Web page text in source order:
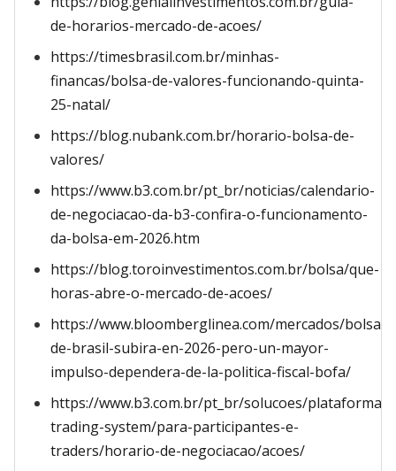
de-horarios-mercado-de-acoes/
https://timesbrasil.com.br/minhas-
financas/bolsa-de-valores-funcionando-quinta-
25-natal/
https://blog.nubank.com.br/horario-bolsa-de-
valores/
https://www.b3.com.br/pt_br/noticias/calendario-
de-negociacao-da-b3-confira-o-funcionamento-
da-bolsa-em-2026.htm
https://blog.toroinvestimentos.com.br/bolsa/que-
horas-abre-o-mercado-de-acoes/
https://www.bloomberglinea.com/mercados/bolsa-
de-brasil-subira-en-2026-pero-un-mayor-
impulso-dependera-de-la-politica-fiscal-bofa/
https://www.b3.com.br/pt_br/solucoes/
trading-system/para-participantes-e-
traders/horario-de-negociacao/acoes/